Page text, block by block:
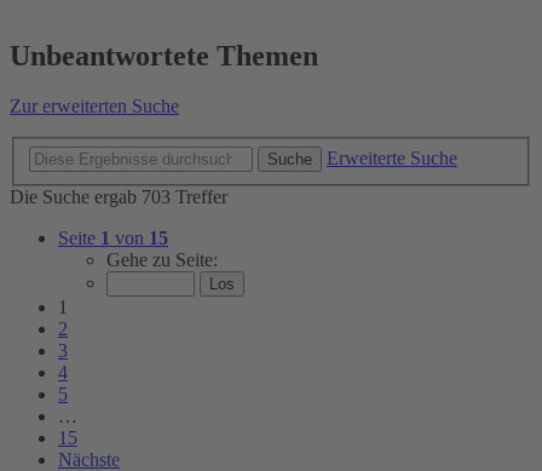
Unbeantwortete Themen
Zur erweiterten Suche
Suche
Erweiterte Suche
Die Suche ergab 703 Treffer
Seite 1 von 15
Gehe zu Seite:
1
2
3
4
5
…
15
Nächste